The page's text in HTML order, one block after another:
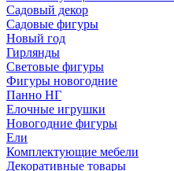
Садовый декор
Садовые фигуры
Новый год
Гирлянды
Световые фигуры
Фигуры новогодние
Панно НГ
Елочные игрушки
Новогодние фигуры
Ели
Комплектующие мебели
Декоративные товары